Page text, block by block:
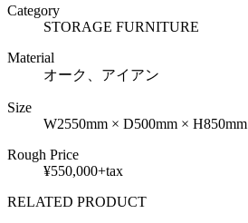
Category
STORAGE FURNITURE
Material
オーク、アイアン
Size
W2550mm × D500mm × H850mm
Rough Price
¥550,000+tax
RELATED PRODUCT